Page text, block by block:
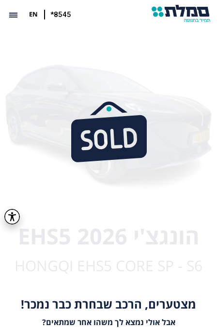
*8545
EN
מצטערים, הרכב שבחרת כבר נמכר!
אבל אולי נמצא לך משהו אחר שמתאים?